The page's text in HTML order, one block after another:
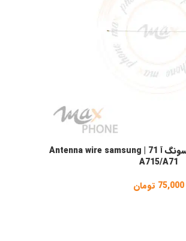
سیم آنتن اورجینال سامسونگ آ 71 | Antenna wire samsung
A715/A71
75,000 تومان